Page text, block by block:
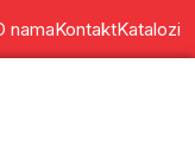
namaKontaktKatalozi